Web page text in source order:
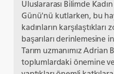
Uluslararası Bilimde
Günü'nü kutlarken, bu
kadınların karşılaştıkları
başarıları derinlemesine
Tarım uzmanımız Adrian
toplumlardaki önemine